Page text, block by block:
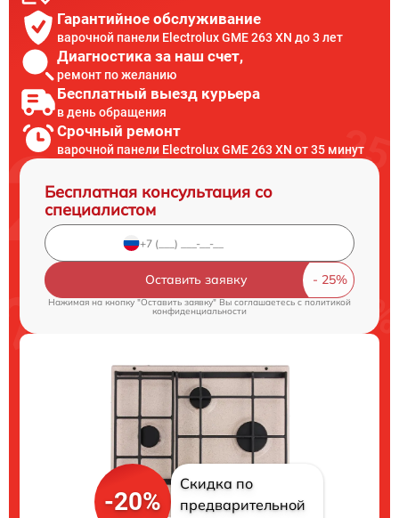
Гарантийное обслуживание
варочной панели Electrolux GME 263 XN до 3 лет
Диагностика за наш счет,
ремонт по желанию
Бесплатный выезд курьера
в день обращения
Срочный ремонт
варочной панели Electrolux GME 263 XN от 35 минут
Бесплатная консультация со
специалистом
Оставить заявку
Нажимая на кнопку "Оставить заявку" Вы соглашаетесь cполитикой
конфиденциальности
-20%
Скидка по
предварительной